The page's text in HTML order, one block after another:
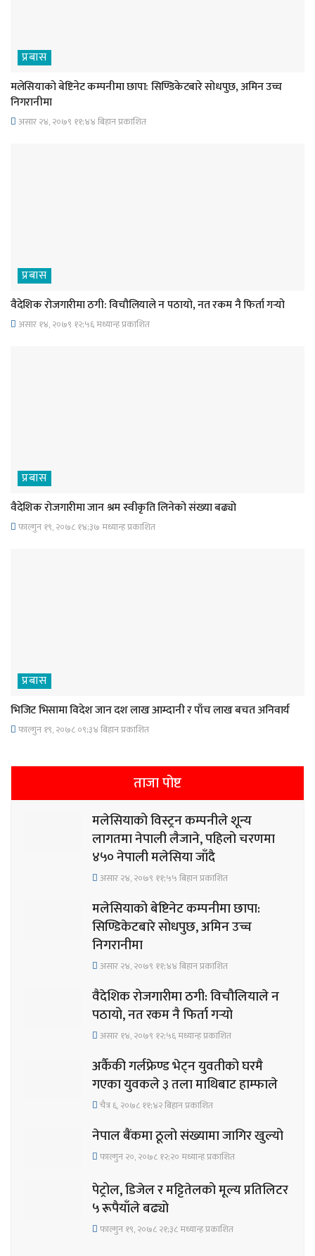
प्रबास
मलेसियाको बेष्टिनेट कम्पनीमा छापा: सिण्डिकेटबारे सोधपुछ, अमिन उच्च
निगरानीमा
असार २४, २०७९ ११;४४ बिहान प्रकाशित
प्रबास
वैदेशिक रोजगारीमा ठगी: विचौलियाले न पठायो, नत रकम नै फिर्ता गर्‍यो
असार १४, २०७९ १२;५६ मध्यान्ह प्रकाशित
प्रबास
वैदेशिक रोजगारीमा जान श्रम स्वीकृति लिनेको संख्या बढ्याे
फाल्गुन १९, २०७८ १४;३७ मध्यान्ह प्रकाशित
प्रबास
भिजिट भिसामा विदेश जान दश लाख आम्दानी र पाँच लाख बचत अनिवार्य
फाल्गुन १९, २०७८ ०९;३४ बिहान प्रकाशित
ताजा पोष्ट
मलेसियाको विस्ट्रन कम्पनीले शून्य
लागतमा नेपाली लैजाने, पहिलो चरणमा
४५० नेपाली मलेसिया जाँदै
असार २४, २०७९ ११;५५ बिहान प्रकाशित
मलेसियाको बेष्टिनेट कम्पनीमा छापा:
सिण्डिकेटबारे सोधपुछ, अमिन उच्च
निगरानीमा
असार २४, २०७९ ११;४४ बिहान प्रकाशित
वैदेशिक रोजगारीमा ठगी: विचौलियाले न
पठायो, नत रकम नै फिर्ता गर्‍यो
असार १४, २०७९ १२;५६ मध्यान्ह प्रकाशित
अर्कैकी गर्लफ्रेण्ड भेट्न युवतीको घरमै
गएका युवकले ३ तला माथिबाट हाम्फाले
चैत्र ६, २०७८ ११;४२ बिहान प्रकाशित
नेपाल बैंकमा ठूलो संख्यामा जागिर खुल्यो
फाल्गुन २०, २०७८ १२;२० मध्यान्ह प्रकाशित
पेट्रोल, डिजेल र मट्टितेलको मूल्य प्रतिलिटर
५ रूपैयाँले बढ्यो
फाल्गुन १९, २०७८ २१;३८ मध्यान्ह प्रकाशित